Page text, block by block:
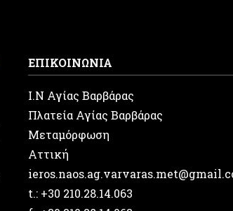
ΕΠΙΚΟΙΝΩΝΙΑ
Ι.Ν Αγίας Βαρβάρας
Πλατεία Αγίας Βαρβάρας
Μεταμόρφωση
Αττική
t.: +30 210.28.14.063